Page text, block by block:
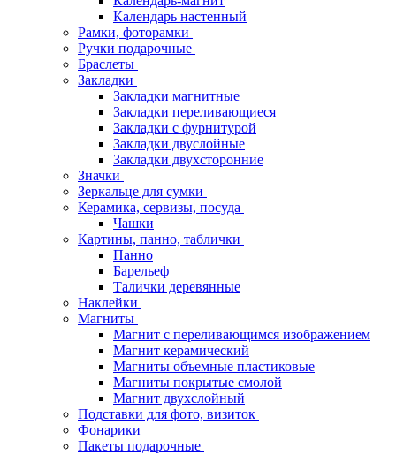
Календарь настенный
Рамки, фоторамки
Ручки подарочные
Браслеты
Закладки
Закладки магнитные
Закладки переливающиеся
Закладки с фурнитурой
Закладки двуслойные
Закладки двухсторонние
Значки
Зеркальце для сумки
Керамика, сервизы, посуда
Чашки
Картины, панно, таблички
Панно
Барельеф
Талички деревянные
Наклейки
Магниты
Магнит с переливающимся изображением
Магнит керамический
Магниты объемные пластиковые
Магниты покрытые смолой
Магнит двухслойный
Подставки для фото, визиток
Фонарики
Пакеты подарочные